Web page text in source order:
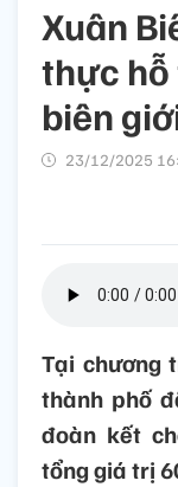
Xuân
thực hỗ
biên
23/12/2025
Tại chương
thành phố
đoàn kết
tổng giá trị